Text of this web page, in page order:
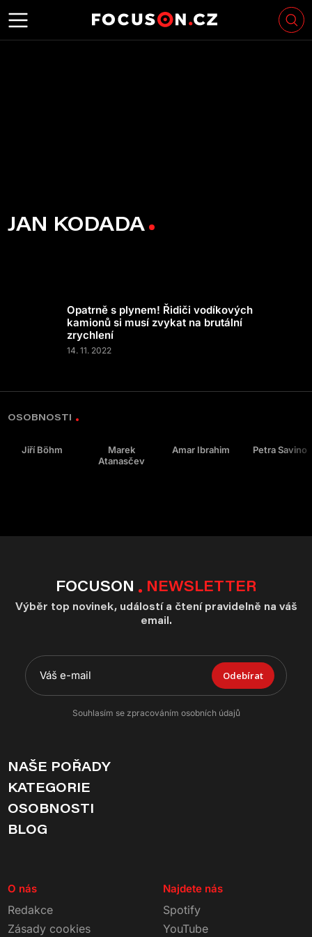
JAN KODADA
Opatrně s plynem! Řidiči vodíkových
kamionů si musí zvykat na brutální
zrychlení
14. 11. 2022
OSOBNOSTI
Jiří Böhm
Marek
Atanasčev
Amar Ibrahim Petra Savino
FOCUSON NEWSLETTER
Výběr top novinek, událostí a čtení pravidelně na váš
email.
Odebírat
Souhlasím se zpracováním osobních údajů
NAŠE POŘADY
KATEGORIE
OSOBNOSTI
BLOG
O nás
Redakce
Zásady cookies
Najdete nás
Spotify
YouTube